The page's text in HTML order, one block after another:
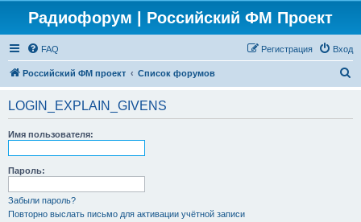
Радиофорум | Российский ФМ Проект
FAQ Вход
Регистрация
Российский ФМ проект Список форумов
LOGIN_EXPLAIN_GIVENS
Имя пользователя:
Пароль:
Забыли пароль?
Повторно выслать письмо для активации учётной записи